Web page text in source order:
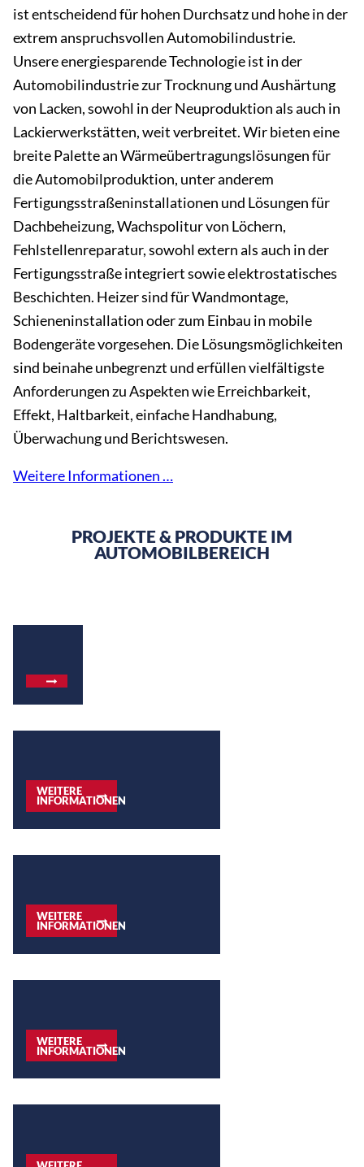
ist entscheidend für hohen Durchsatz und hohe in der
extrem anspruchsvollen Automobilindustrie.
Unsere energiesparende Technologie ist in der
Automobilindustrie zur Trocknung und Aushärtung
von Lacken, sowohl in der Neuproduktion als auch in
Lackierwerkstätten, weit verbreitet. Wir bieten eine
breite Palette an Wärmeübertragungslösungen für
die Automobilproduktion, unter anderem
Fertigungsstraßeninstallationen und Lösungen für
Dachbeheizung, Wachspolitur von Löchern,
Fehlstellenreparatur, sowohl extern als auch in der
Fertigungsstraße integriert sowie elektrostatisches
Beschichten. Heizer sind für Wandmontage,
Schieneninstallation oder zum Einbau in mobile
Bodengeräte vorgesehen. Die Lösungsmöglichkeiten
sind beinahe unbegrenzt und erfüllen vielfältigste
Anforderungen zu Aspekten wie Erreichbarkeit,
Effekt, Haltbarkeit, einfache Handhabung,
Überwachung und Berichtswesen.
Weitere Informationen …
PROJEKTE & PRODUKTE IM
AUTOMOBILBEREICH
WEITERE
INFORMATIONEN
WEITERE
INFORMATIONEN
WEITERE
INFORMATIONEN